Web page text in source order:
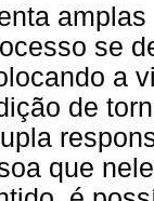
se
a
de
que